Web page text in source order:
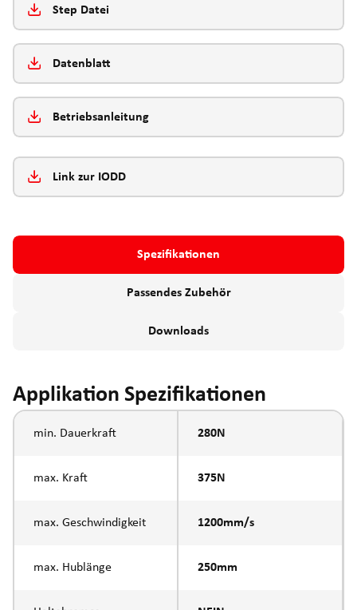
Step Datei
Datenblatt
Betriebsanleitung
Link zur IODD
Spezifikationen
Passendes Zubehör
Downloads
Applikation Spezifikationen
min. Dauerkraft 280N
max. Kraft 375N
max. Geschwindigkeit 1200mm/s
max. Hublänge 250mm